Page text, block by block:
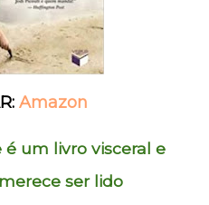
Amazon
é um livro visceral e
ser lido